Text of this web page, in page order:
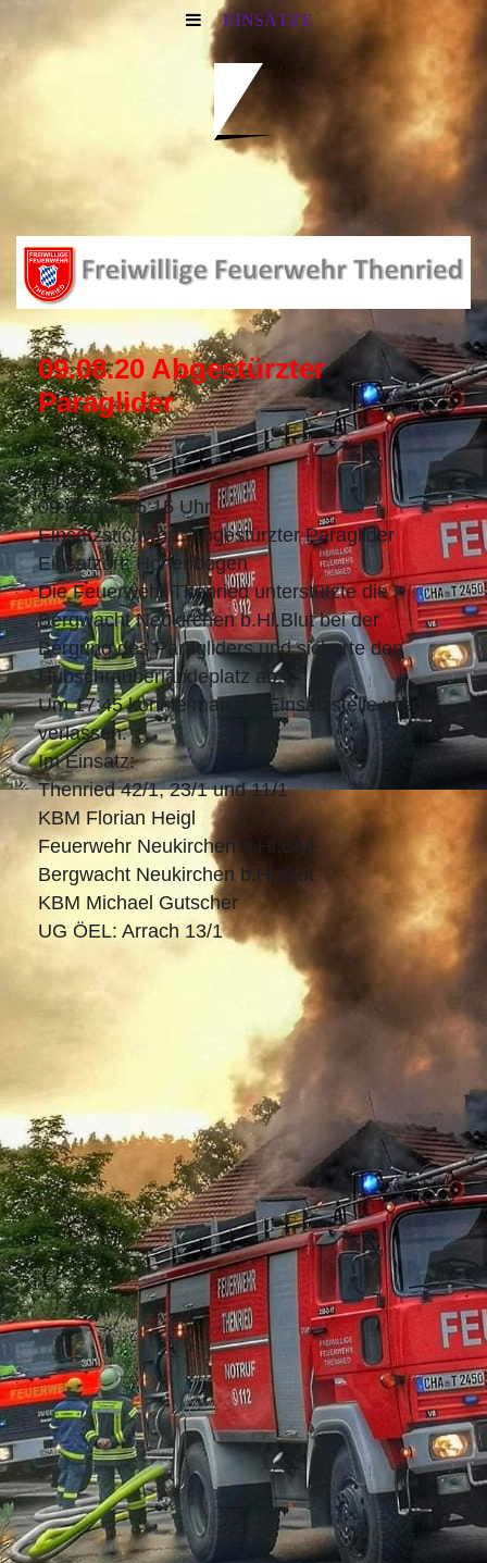
EINSÄTZE
09.08.20 Abgestürzter
Paraglider
Einsatz:
09.08.20; 15:15 Uhr.
Einsatzstichwort: Abgestürzter Paraglider
Einsatzort: Hohenbogen
Die Feuerwehr Thenried unterstützte die
Bergwacht Neukirchen b.Hl.Blut bei der
Bergung des Paragliders und sicherte den
Hubschrauberlandeplatz ab.
Um 17:45 konnte man die Einsatzstelle wieder
verlassen.
Im Einsatz:
Thenried 42/1, 23/1 und 11/1
KBM Florian Heigl
Feuerwehr Neukirchen b.Hl.Blut
Bergwacht Neukirchen b.Hl.Blut
KBM Michael Gutscher
UG ÖEL: Arrach 13/1